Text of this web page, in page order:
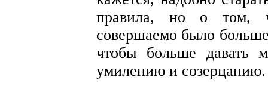
правила, но о том,
совершаемо было
чтобы больше давать
умилению и созерцанию.